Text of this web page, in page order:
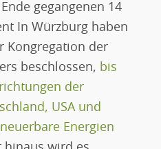
gegangenen 14
In Würzburg haben
Kongregation der
beschlossen, bis
der
USA und
Energien